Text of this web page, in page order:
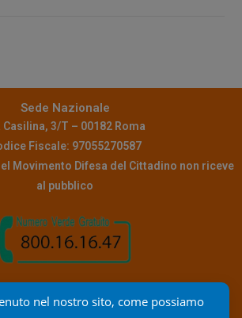
Sede Nazionale
Casilina, 3/T – 00182 Roma
Fiscale: 97055270587
Movimento Difesa del Cittadino non riceve
al pubblico
Contatti
nel nostro sito, come possiamo